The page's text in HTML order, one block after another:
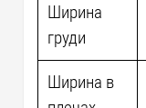
Ширина
груди
Ширина в